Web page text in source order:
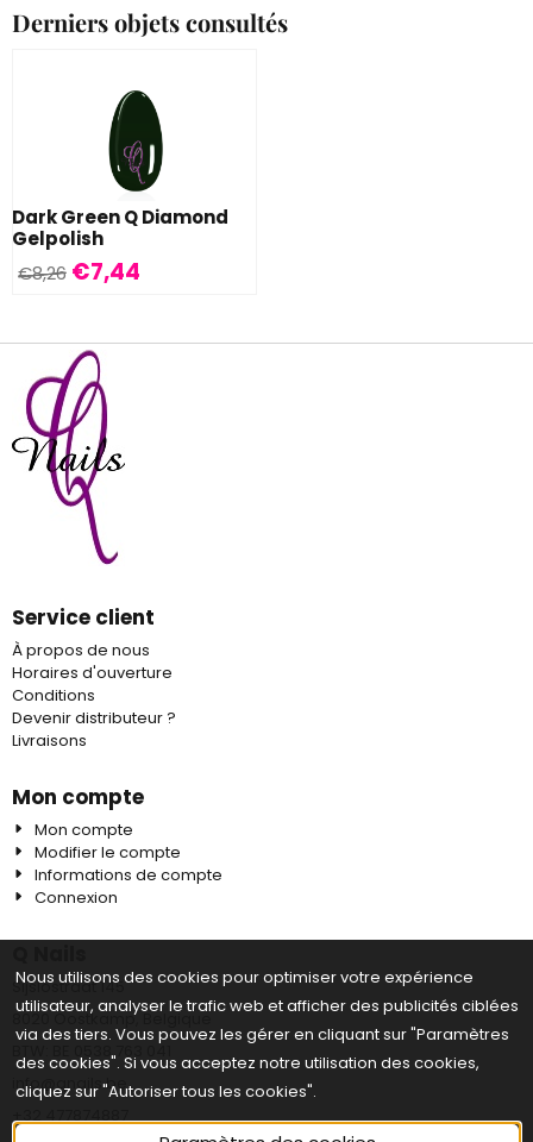
Derniers objets consultés
Dark Green Q Diamond
Gelpolish
€8,26 €7,44
Service client
À propos de nous
Horaires d'ouverture
Conditions
Devenir distributeur ?
Livraisons
Mon compte
Mon compte
Modifier le compte
Informations de compte
Connexion
Sijslostraat 145
8020 Oostkamp, Belgique
BTW: BE 0538 763 041
info@qnails.be
+32 477874887
Nous utilisons des cookies pour optimiser votre expérience
utilisateur, analyser le trafic web et afficher des publicités ciblées
via des tiers. Vous pouvez les gérer en cliquant sur "Paramètres
des cookies". Si vous acceptez notre utilisation des cookies,
cliquez sur "Autoriser tous les cookies".